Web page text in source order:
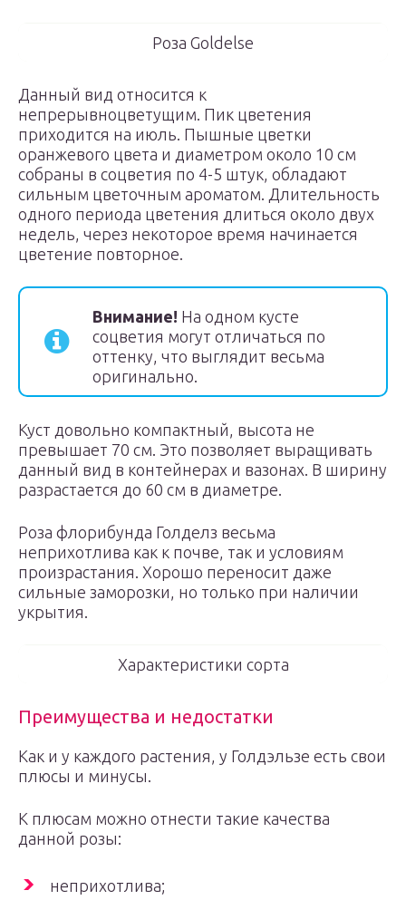
Роза Goldelse
Данный вид относится к
непрерывноцветущим. Пик цветения
приходится на июль. Пышные цветки
оранжевого цвета и диаметром около 10 см
собраны в соцветия по 4-5 штук, обладают
сильным цветочным ароматом. Длительность
одного периода цветения длиться около двух
недель, через некоторое время начинается
цветение повторное.
Внимание! На одном кусте
соцветия могут отличаться по
оттенку, что выглядит весьма
оригинально.
Куст довольно компактный, высота не
превышает 70 см. Это позволяет выращивать
данный вид в контейнерах и вазонах. В ширину
разрастается до 60 см в диаметре.
Роза флорибунда Голделз весьма
неприхотлива как к почве, так и условиям
произрастания. Хорошо переносит даже
сильные заморозки, но только при наличии
укрытия.
Характеристики сорта
Преимущества и недостатки
Как и у каждого растения, у Голдэльзе есть свои
плюсы и минусы.
К плюсам можно отнести такие качества
данной розы:
неприхотлива;